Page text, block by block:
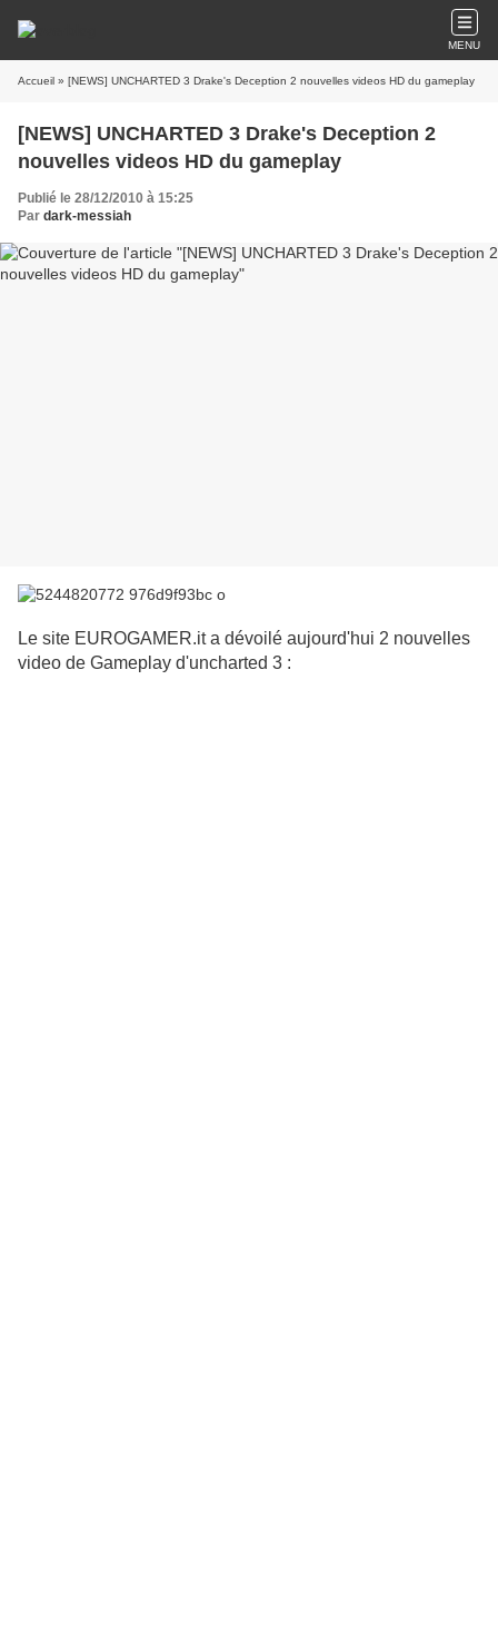
MENU
Accueil » [NEWS] UNCHARTED 3 Drake's Deception 2 nouvelles videos HD du gameplay
[NEWS] UNCHARTED 3 Drake's Deception 2
nouvelles videos HD du gameplay
Publié le 28/12/2010 à 15:25
Par dark-messiah
Le site EUROGAMER.it a dévoilé aujourd'hui 2 nouvelles
video de Gameplay d'uncharted 3 :